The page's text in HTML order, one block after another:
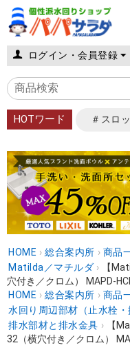
ログイン・会員登録
HOTワード ＃スロ
HOME › 総合案内所 › 商品
Matilda／マチルダ ›
【
穴付き／クロム） MAPD-
HOME › 総合案内所 › 商品
水回り周辺部材（止水栓・
排水部材と排水金具 ›
【
32（横穴付き／クロム）